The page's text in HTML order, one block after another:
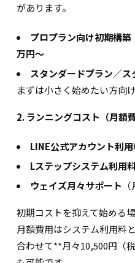
があります。
プロプラン向け初期構築
万円〜
スタンダードプラン／ス
まずは小さく始めたい方向
2. ランニングコスト（月額費
LINE公式アカウント利
Lステップシステム利用
ウェイズ月々サポート
初期コストを抑えて始める
月額費用はシステム利用料
合わせて**月々10,500円（